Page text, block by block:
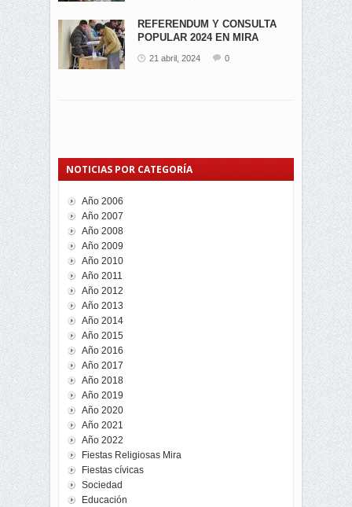
REFERENDUM Y CONSULTA
POPULAR 2024 EN MIRA
21 abril, 2024 0
NOTICIAS POR CATEGORÍA
Año 2006
Año 2007
Año 2008
Año 2009
Año 2010
Año 2011
Año 2012
Año 2013
Año 2014
Año 2015
Año 2016
Año 2017
Año 2018
Año 2019
Año 2020
Año 2021
Año 2022
Fiestas Religiosas Mira
Fiestas cívicas
Sociedad
Educación